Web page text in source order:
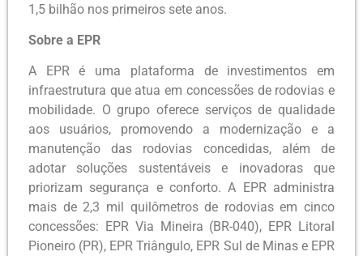
1,5 bilhão nos primeiros sete anos.
Sobre a EPR
A EPR é uma plataforma de investimentos em
infraestrutura que atua em concessões de rodovias e
mobilidade. O grupo oferece serviços de qualidade
aos usuários, promovendo a modernização e a
manutenção das rodovias concedidas, além de
adotar soluções sustentáveis e inovadoras que
priorizam segurança e conforto. A EPR administra
mais de 2,3 mil quilômetros de rodovias em cinco
concessões: EPR Via Mineira (BR-040), EPR Litoral
Pioneiro (PR), EPR Triângulo, EPR Sul de Minas e EPR